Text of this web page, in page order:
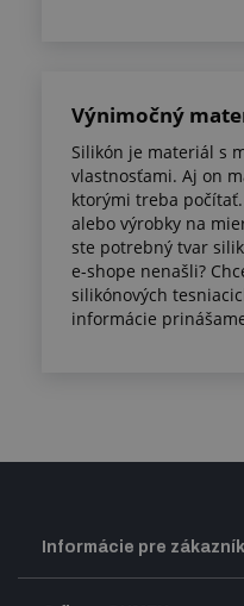
Výnimočný
Silikón je materiál s
vlastnosťami. Aj on
ktorými treba
alebo výrobky na
ste potrebný tvar
e-shope nenašli?
silikónových
informácie
Informácie pre